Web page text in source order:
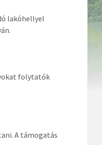
lakóhellyel
folytatók
A támogatás